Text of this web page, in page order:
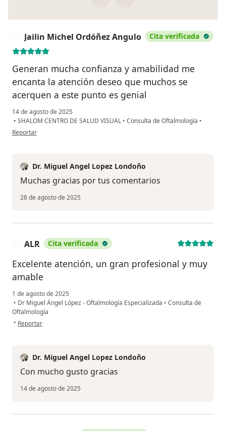
Jailin Michel Ordóñez Angulo Cita verificada
Generan mucha confianza y amabilidad me
encanta la atención deseo que muchos se
acerquen a este punto es genial
14 de agosto de 2025
• SHALOM CENTRO DE SALUD VISUAL • Consulta de Oftalmología •
en opinión del usuario Jailin Michel Ordóñez Angulo
Reportar
Dr. Miguel Angel Lopez Londoño
Muchas gracias por tus comentarios
28 de agosto de 2025
ALR Cita verificada
Excelente atención, un gran profesional y muy
amable
1 de agosto de 2025
• Dr Miguel Ángel López - Oftalmología Especializada • Consulta de
Oftalmología
• en opinión del usuario ALR
Reportar
Dr. Miguel Angel Lopez Londoño
Con mucho gusto gracias
14 de agosto de 2025